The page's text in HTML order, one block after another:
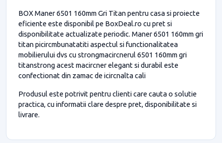
BOX Maner 6501 160mm Gri Titan pentru casa si proiecte
eficiente este disponibil pe BoxDeal.ro cu pret si
disponibilitate actualizate periodic. Maner 6501 160mm gri
titan picircmbunatatiti aspectul si functionalitatea
mobilierului dvs cu strongmacircnerul 6501 160mm gri
titanstrong acest macircner elegant si durabil este
confectionat din zamac de icircnalta cali
Produsul este potrivit pentru clienti care cauta o solutie
practica, cu informatii clare despre pret, disponibilitate si
livrare.